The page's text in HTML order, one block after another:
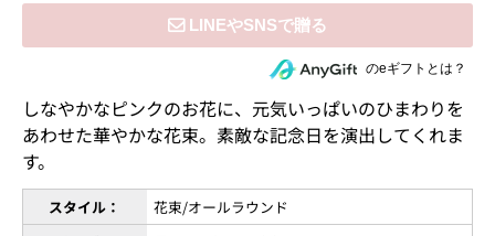
住所を知らない相手にeギフトで贈るのeギフトとは？
しなやかなピンクのお花に、元気いっぱいのひまわりを
あわせた華やかな花束。素敵な記念日を演出してくれま
す。
スタイル：
花束/オールラウンド